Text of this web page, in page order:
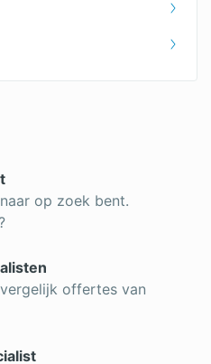
op zoek bent.
offertes van